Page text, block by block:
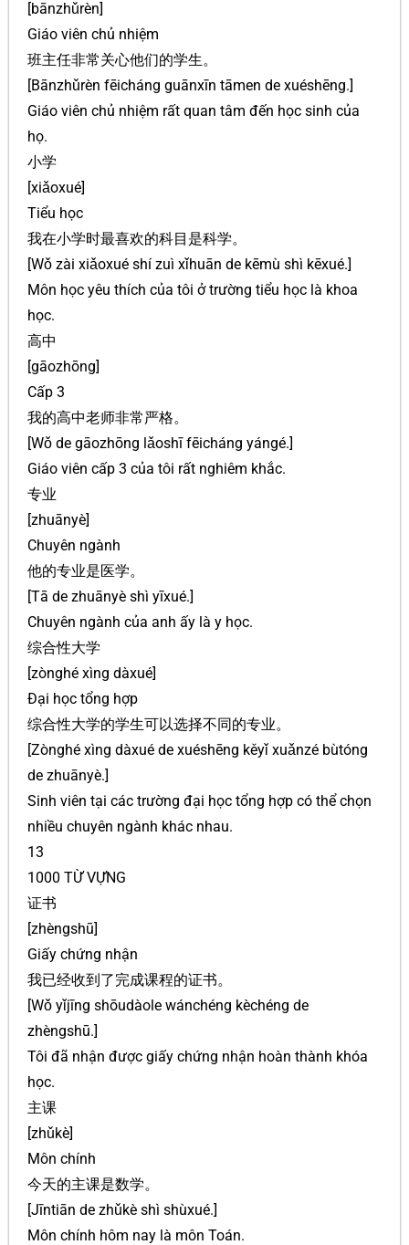
[bānzhǔrèn]
Giáo viên chủ nhiệm
班主任非常关心他们的学生。
[Bānzhǔrèn fēicháng guānxīn tāmen de xuéshēng.]
Giáo viên chủ nhiệm rất quan tâm đến học sinh của
họ.
小学
[xiǎoxué]
Tiểu học
我在小学时最喜欢的科目是科学。
[Wǒ zài xiǎoxué shí zuì xǐhuān de kēmù shì kēxué.]
Môn học yêu thích của tôi ở trường tiểu học là khoa
học.
高中
[gāozhōng]
Cấp 3
我的高中老师非常严格。
[Wǒ de gāozhōng lǎoshī fēicháng yángé.]
Giáo viên cấp 3 của tôi rất nghiêm khắc.
专业
[zhuānyè]
Chuyên ngành
他的专业是医学。
[Tā de zhuānyè shì yīxué.]
Chuyên ngành của anh ấy là y học.
综合性大学
[zònghé xìng dàxué]
Đại học tổng hợp
综合性大学的学生可以选择不同的专业。
[Zònghé xìng dàxué de xuéshēng kěyǐ xuǎnzé bùtóng
de zhuānyè.]
Sinh viên tại các trường đại học tổng hợp có thể chọn
nhiều chuyên ngành khác nhau.
13
1000 TỪ VỰNG
证书
[zhèngshū]
Giấy chứng nhận
我已经收到了完成课程的证书。
[Wǒ yǐjīng shōudàole wánchéng kèchéng de
zhèngshū.]
Tôi đã nhận được giấy chứng nhận hoàn thành khóa
học.
主课
[zhǔkè]
Môn chính
今天的主课是数学。
[Jīntiān de zhǔkè shì shùxué.]
Môn chính hôm nay là môn Toán.